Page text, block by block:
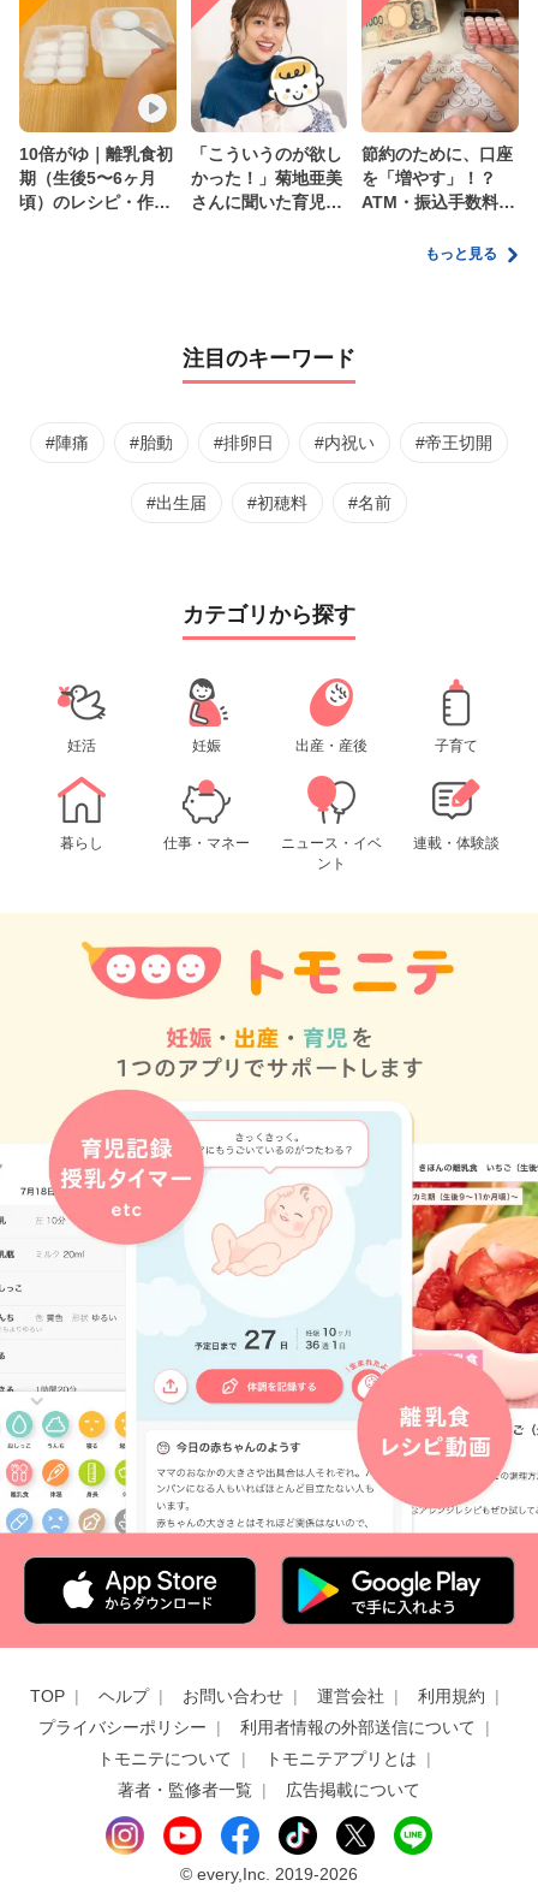
10倍がゆ｜離乳食初
期（生後5〜6ヶ月
頃）のレシピ・作り
「こういうのが欲し
かった！」菊地亜美
さんに聞いた育児
節約のために、口座
を「増やす」！？
ATM・振込手数料の
家計管理術もっと見る
注目のキーワード
#陣痛 #胎動 #排卵日 #内祝い #帝王切開
#出生届 #初穂料 #名前
カテゴリから探す
妊活 妊娠 出産・産後 子育て
暮らし 仕事・マネー
ニュース・イベ
ント
連載・体験談
TOP ヘルプ お問い合わせ 運営会社
利用規約
プライバシーポリシー
利用者情報の外部送信について
トモニテについて
トモニテアプリとは
著者・監修者一覧
広告掲載について
© every,Inc. 2019-2026